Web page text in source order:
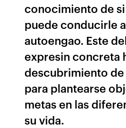
conocimiento de
puede conducirle
autoengao. Este
expresin concreta
descubrimiento de
para plantearse
metas en las
su vida.